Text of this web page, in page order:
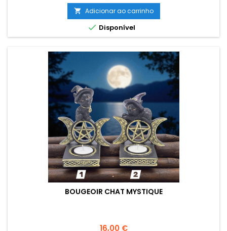
 Adicionar ao carrinho
 Disponível
BOUGEOIR CHAT MYSTIQUE
Preço
16,00 €